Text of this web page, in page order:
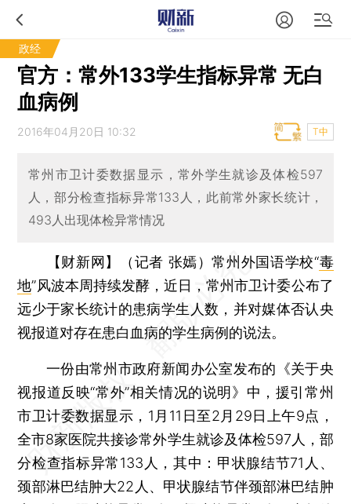
政经
官方：常外133学生指标异常 无白
血病例
2016年04月20日 10:32 T中
常州市卫计委数据显示，常外学生就诊及体检597
人，部分检查指标异常133人，此前常外家长统计，
493人出现体检异常情况
【财新网】（记者 张嫣）常州外国语学校“毒
地”风波本周持续发酵，近日，常州市卫计委公布了
远少于家长统计的患病学生人数，并对媒体否认央
视报道对存在患白血病的学生病例的说法。
一份由常州市政府新闻办公室发布的《关于央
视报道反映“常外”相关情况的说明》中，援引常州
市卫计委数据显示，1月11日至2月29日上午9点，
全市8家医院共接诊常外学生就诊及体检597人，部
分检查指标异常133人，其中：甲状腺结节71人、
颈部淋巴结肿大22人、甲状腺结节伴颈部淋巴结肿